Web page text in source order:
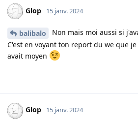
Glop 15 janv. 2024
balibalo
Non mais moi aussi si
C'est en voyant ton report du we que
avait moyen
Glop 15 janv. 2024